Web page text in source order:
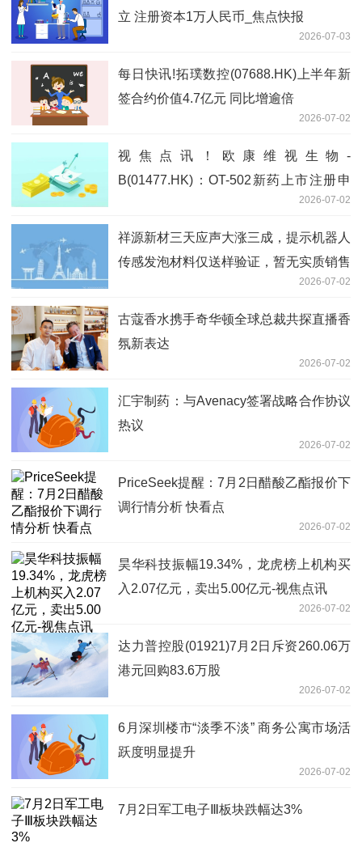
立 注册资本1万人民币_焦点快报
2026-07-03
每日快讯!拓璞数控(07688.HK)上半年新
签合约价值4.7亿元 同比增逾倍
2026-07-02
视焦点讯！欧康维视生物-
B(01477.HK)：OT-502新药上市注册申
2026-07-02
祥源新材三天应声大涨三成，提示机器人
传感发泡材料仅送样验证，暂无实质销售
2026-07-02
古蔻香水携手奇华顿全球总裁共探直播香
氛新表达
2026-07-02
汇宇制药：与Avenacy签署战略合作协议
热议
2026-07-02
PriceSeek提醒：7月2日醋酸乙酯报价下
调行情分析 快看点
2026-07-02
昊华科技振幅19.34%，龙虎榜上机构买
入2.07亿元，卖出5.00亿元-视焦点讯
2026-07-02
达力普控股(01921)7月2日斥资260.06万
港元回购83.6万股
2026-07-02
6月深圳楼市“淡季不淡” 商务公寓市场活
跃度明显提升
2026-07-02
7月2日军工电子Ⅲ板块跌幅达3%